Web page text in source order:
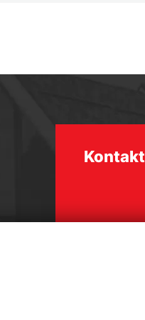
Kontakt